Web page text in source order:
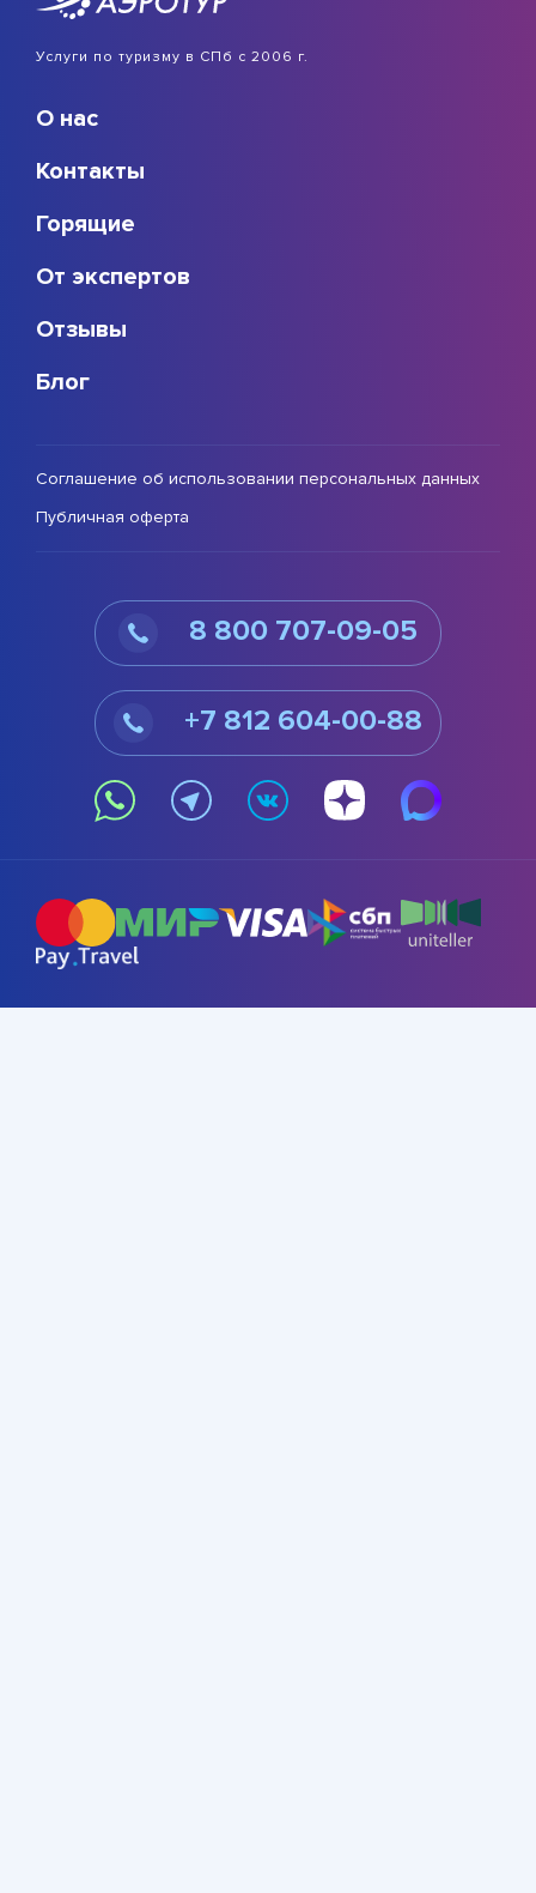
Услуги по туризму в СПб с 2006 г.
О нас
Контакты
Горящие
От экспертов
Отзывы
Блог
Соглашение об использовании персональных данных
Публичная оферта
8 800 707-09-05
+7 812 604-00-88